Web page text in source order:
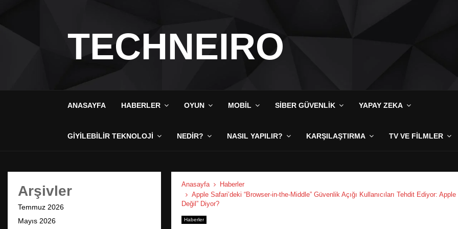
TECHNEIRO
ANASAYFA HABERLER OYUN MOBIL SIBER GÜVENLIK YAPAY ZEKA
GIYILEBILIR TEKNOLOJI NEDIR? NASIL YAPILIR? KARŞILAŞTIRMA TV VE FILMLER
Anasayfa
Haberler
Apple Safari’deki “Browser-in-the-Middle” Güvenlik Açığı Kullanıcıları Tehdit Ediyor:
Değil” Diyor?
Haberler
Arşivler
Temmuz 2026
Mayıs 2026